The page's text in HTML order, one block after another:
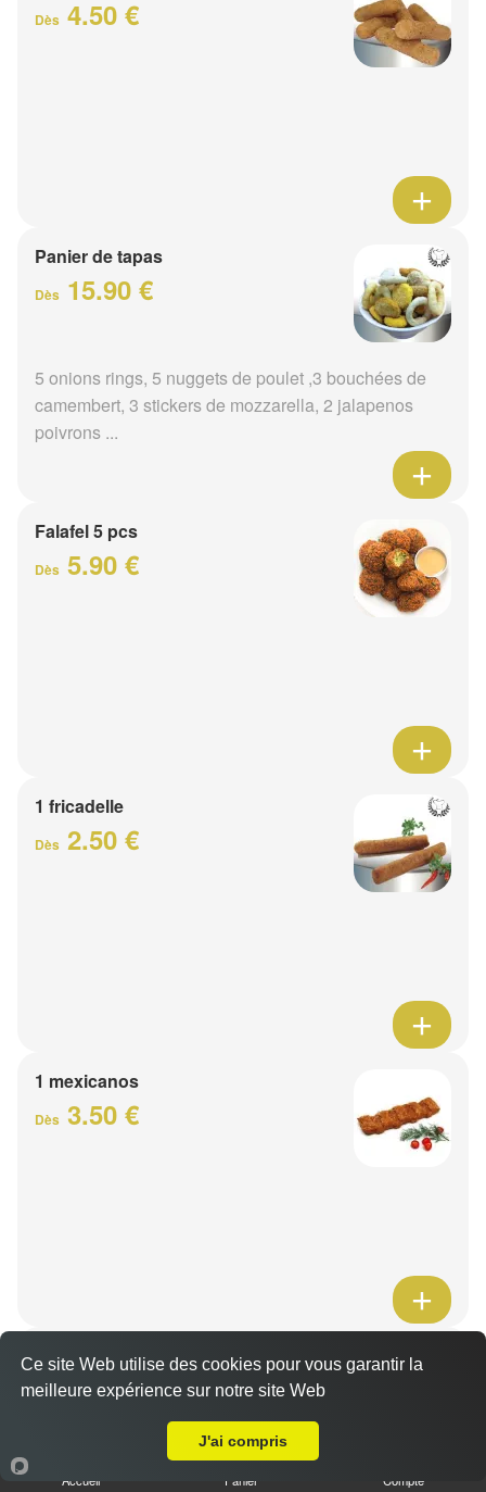
Dès 4.50 €
Panier de tapas
Dès 15.90 €
5 onions rings, 5 nuggets de poulet ,3 bouchées de
camembert, 3 stickers de mozzarella, 2 jalapenos
poivrons ...
Falafel 5 pcs
Dès 5.90 €
1 fricadelle
Dès 2.50 €
1 mexicanos
Dès 3.50 €
Barquette de viande
Dès7.50 €
1 viande au choix
Accueil Panier Compte
Ce site Web utilise des cookies pour vous garantir la
meilleure expérience sur notre site Web
J'ai compris